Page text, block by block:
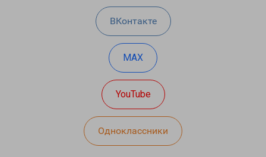
ВКонтакте
MAX
YouTube
Одноклассники